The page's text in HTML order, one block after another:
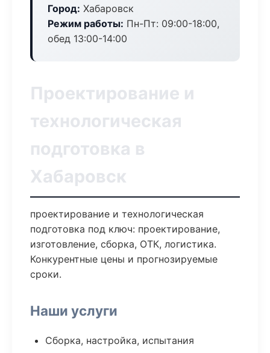
Город: Хабаровск
Режим работы: Пн-Пт: 09:00-18:00,
обед 13:00-14:00
Проектирование и
технологическая
подготовка в
Хабаровск
проектирование и технологическая
подготовка под ключ: проектирование,
изготовление, сборка, ОТК, логистика.
Конкурентные цены и прогнозируемые
сроки.
Наши услуги
Сборка, настройка, испытания